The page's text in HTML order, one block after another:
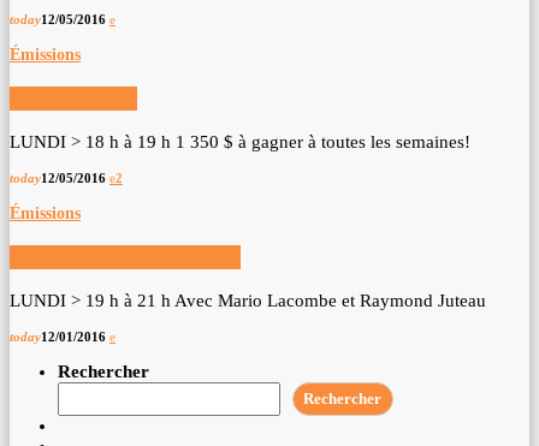
today12/05/2016
Émissions
LUNDI > 18 h à 19 h 1 350 $ à gagner à toutes les semaines!
today12/05/2016 2
Émissions
LUNDI > 19 h à 21 h Avec Mario Lacombe et Raymond Juteau
today12/01/2016
Rechercher
Rechercher